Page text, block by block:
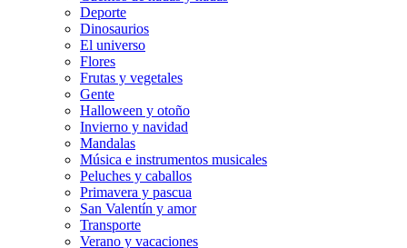
Deporte
Dinosaurios
El universo
Flores
Frutas y vegetales
Gente
Halloween y otoño
Invierno y navidad
Mandalas
Música e instrumentos musicales
Peluches y caballos
Primavera y pascua
San Valentín y amor
Transporte
Verano y vacaciones